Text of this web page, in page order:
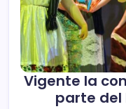
Vigente la
parte del